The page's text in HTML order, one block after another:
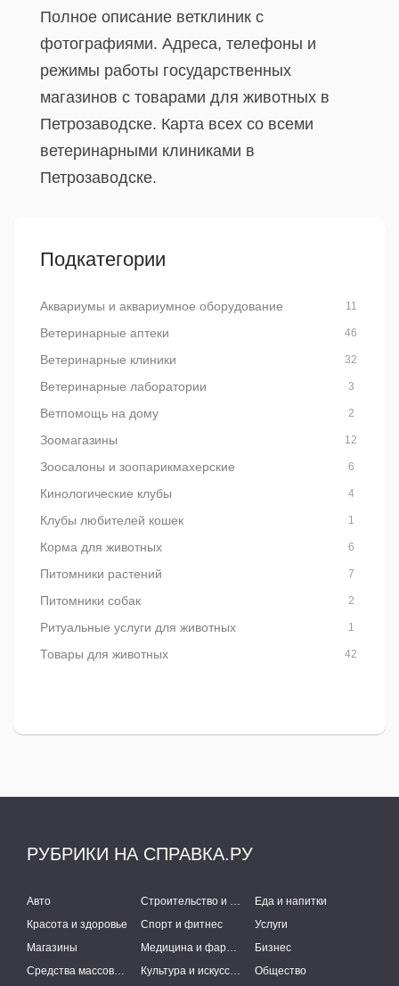
Полное описание ветклиник с
фотографиями. Адреса, телефоны и
режимы работы государственных
магазинов с товарами для животных в
Петрозаводске. Карта всех со всеми
ветеринарными клиниками в
Петрозаводске.
Подкатегории
Аквариумы и аквариумное оборудование 11
Ветеринарные аптеки 46
Ветеринарные клиники 32
Ветеринарные лаборатории 3
Ветпомощь на дому 2
Зоомагазины 12
Зоосалоны и зоопарикмахерские 6
Кинологические клубы 4
Клубы любителей кошек 1
Корма для животных 6
Питомники растений 7
Питомники собак 2
Ритуальные услуги для животных 1
Товары для животных 42
РУБРИКИ НА СПРАВКА.РУ
Авто Строительство и ремонт
Еда и напитки
Красота и здоровье
Спорт и фитнес
Услуги
Магазины
Медицина и фармацевтика
Бизнес
Средства массовой информации
Культура и искусство Общество